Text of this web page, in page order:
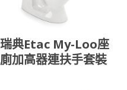
瑞典Etac My-Loo座
廁加高器連扶手套裝